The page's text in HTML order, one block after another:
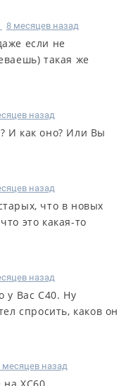
8 месяцев назад
если не
такая же
назад
И как оно? Или Вы
назад
что в новых
это какая-то
назад
у Вас С40. Ну
спросить, каков он
месяцев назад